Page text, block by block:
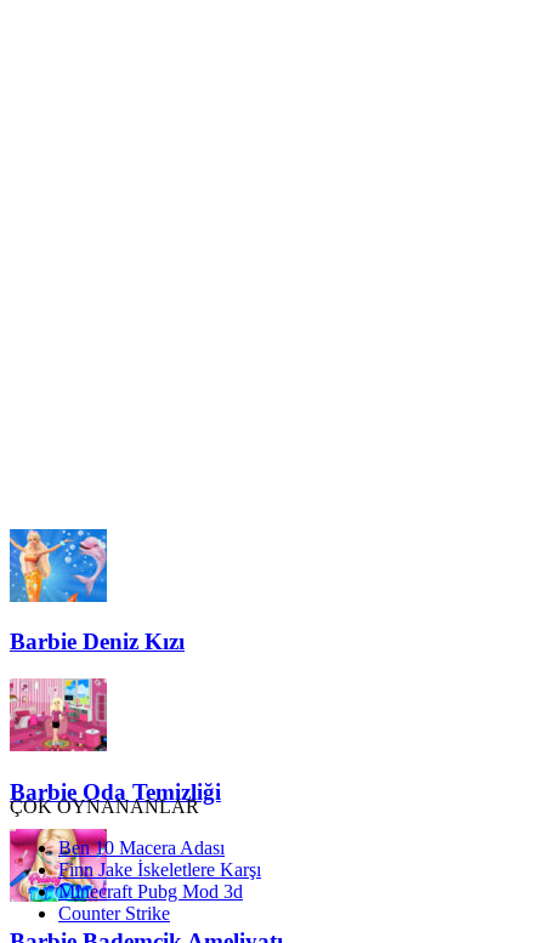
Barbie Deniz Kızı
Barbie Oda Temizliği
ÇOK OYNANANLAR
Ben 10 Macera Adası
Finn Jake İskeletlere Karşı
Minecraft Pubg Mod 3d
Counter Strike